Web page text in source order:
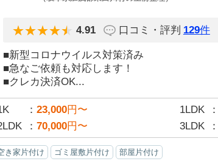
4.91 口コミ・評判 129件
■新型コロナウイルス対策済み
■急なご依頼も対応します！
■クレカ決済OK...
23,000円〜 1LDK
70,000円〜 3LDK
き家片付け ゴミ屋敷片付け 部屋片付け